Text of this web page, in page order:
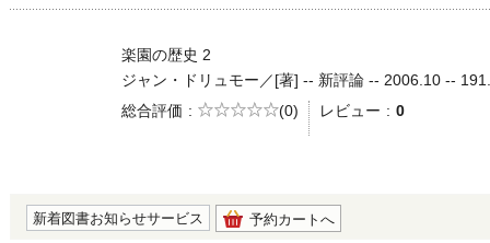
楽園の歴史 2
ジャン・ドリュモー／[著] -- 新評論 -- 2006.10 --
総合評価
5段階評価
(0) レビュー 0
新着図書お知らせサービス 予約カートへ